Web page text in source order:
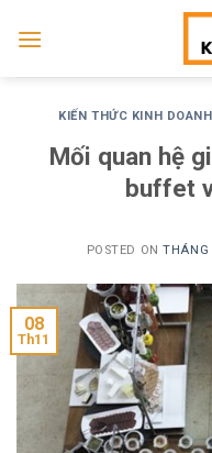
KIẾN THỨC KINH
Mối quan hệ
buffet
POSTED ONTHÁNG
08
Th11